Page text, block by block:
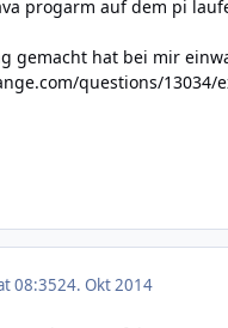
progarm auf dem pi
gemacht hat bei mir
questions/
08:3524. Okt 2014